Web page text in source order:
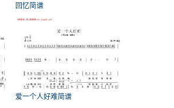
回忆简谱
爱一个人好难简谱